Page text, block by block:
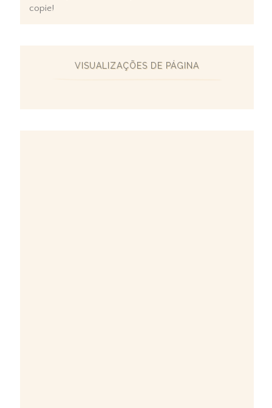
copie!
VISUALIZAÇÕES DE PÁGINA